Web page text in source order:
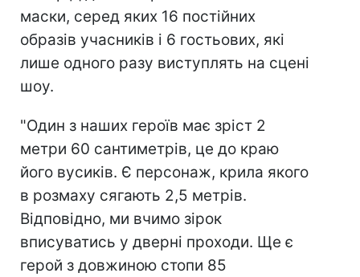
маски, серед яких 16 постійних
образів учасників і 6 гостьових, які
лише одного разу виступлять на сцені
шоу.
"Один з наших героїв має зріст 2
метри 60 сантиметрів, це до краю
його вусиків. Є персонаж, крила якого
в розмаху сягають 2,5 метрів.
Відповідно, ми вчимо зірок
вписуватись у дверні проходи. Ще є
герой з довжиною стопи 85